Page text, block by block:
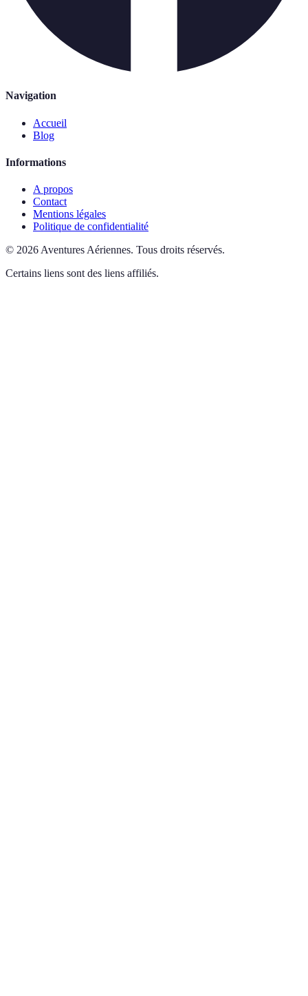
Navigation
Accueil
Blog
Informations
A propos
Contact
Mentions légales
Politique de confidentialité
© 2026 Aventures Aériennes. Tous droits réservés.
Certains liens sont des liens affiliés.